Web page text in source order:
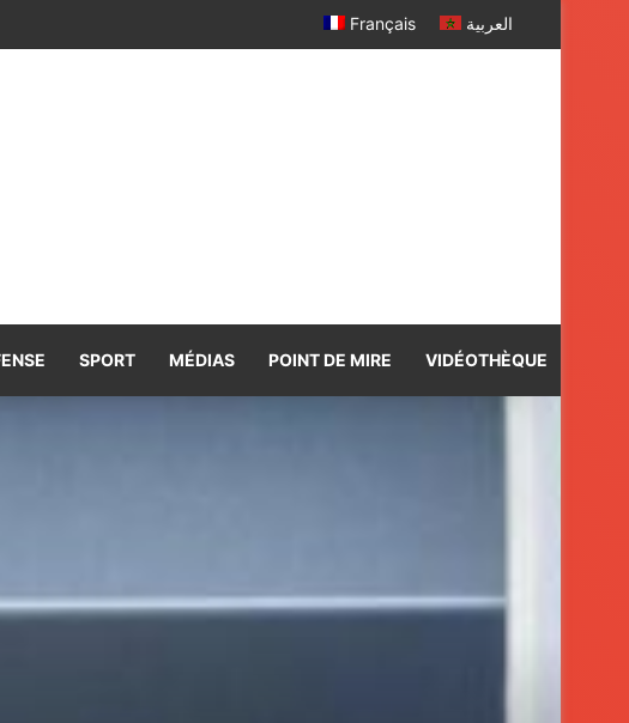
Français العربية
SPORT MÉDIAS POINT DE MIRE VIDÉOTHÈQUE